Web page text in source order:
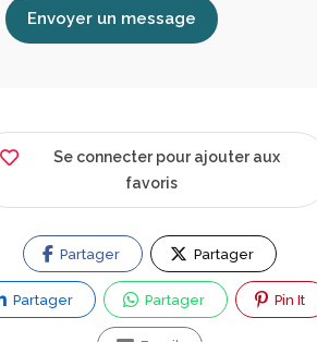
4.4 km Ouvert
Envoyer un message
Se connecter pour ajouter aux
favoris
Partager Partager
Partager Partager Pin It